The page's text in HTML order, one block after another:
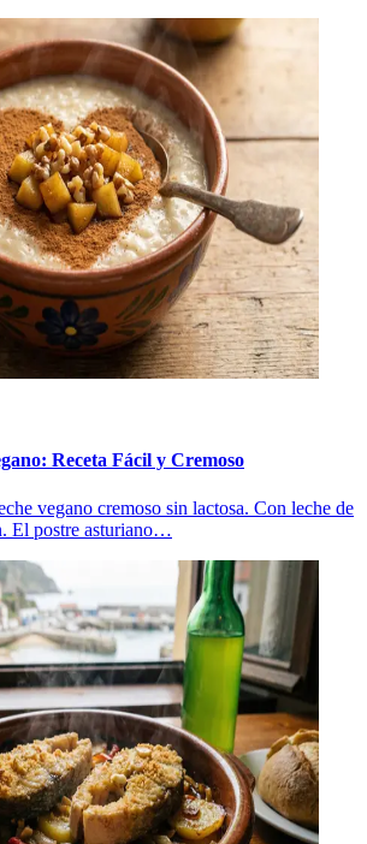
Receta Fácil y Cremoso
vegano cremoso sin lactosa. Con leche de
El postre asturiano…